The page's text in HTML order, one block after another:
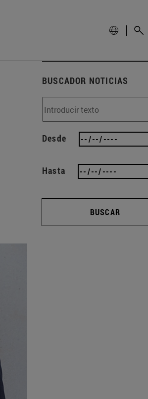
BUSCADOR NOTICIAS
Desde
Hasta
BUSCAR